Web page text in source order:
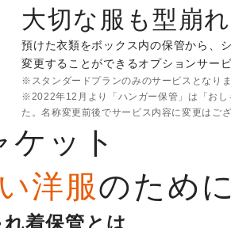
大切な服も型崩
預けた衣類をボックス内の保管から、
変更することができるオプションサービ
※スタンダードプランのみのサービスとなりま
※2022年12月より「ハンガー保管」は「おし
た。名称変更前後でサービス内容に変更はござ
ケット
洋服のために
着保管とは